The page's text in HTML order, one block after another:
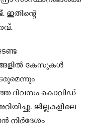
ഇതിന്റെ
കേസുകള്‍
ദിവസം കൊവിഡ്
ജില്ലകളിലെ
നിര്‍ദേശം